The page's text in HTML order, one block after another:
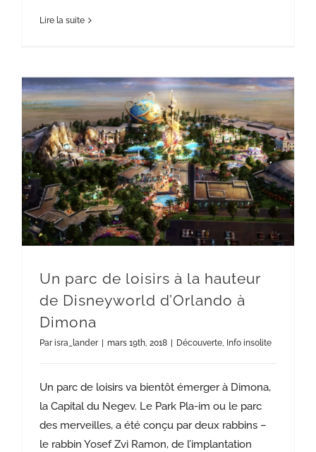
Lire la suite
Un parc de loisirs à la hauteur
de Disneyworld d’Orlando à
Dimona
Parisra_lander mars 19th, 2018 Découverte, Info insolite
Un parc de loisirs va bientôt émerger à Dimona,
la Capital du Negev. Le Park Pla-im ou le parc
des merveilles, a été conçu par deux rabbins –
le rabbin Yosef Zvi Ramon, de l’implantation